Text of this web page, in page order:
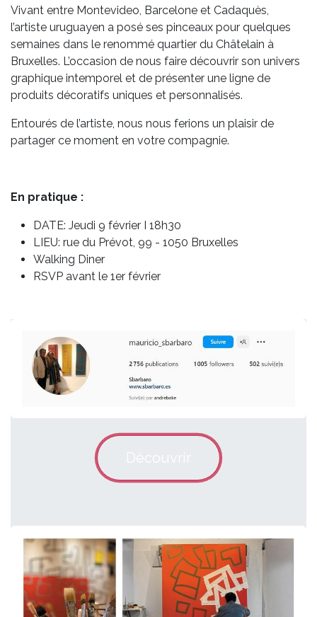
Vivant entre Montevideo, Barcelone et Cadaquès,
l’artiste uruguayen a posé ses pinceaux pour quelques
semaines dans le renommé quartier du Châtelain à
Bruxelles. L’occasion de nous faire découvrir son univers
graphique intemporel et de présenter une ligne de
produits décoratifs uniques et personnalisés.
Entourés de l’artiste, nous nous ferions un plaisir de
partager ce moment en votre compagnie.
En pratique :
DATE: Jeudi 9 février I 18h30
LIEU: rue du Prévot, 99 - 1050 Bruxelles
Walking Diner
RSVP avant le 1er février